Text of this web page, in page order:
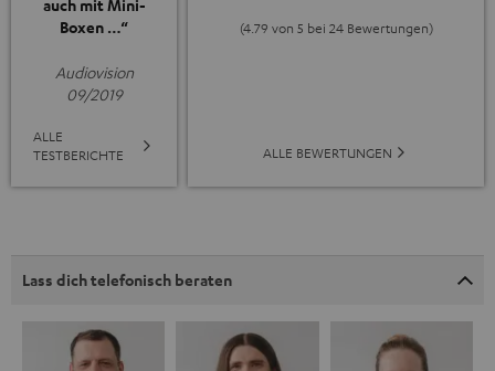
auch mit Mini-
Boxen …“
Audiovision
09/2019
ALLE
TESTBERICHTE
(4.79 von 5 bei 24 Bewertungen)
ALLE BEWERTUNGEN
Lass dich telefonisch beraten